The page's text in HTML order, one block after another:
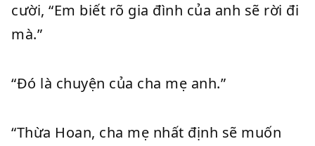
cười, “Em biết rõ gia đình của anh sẽ rời đi
mà.”
“Đó là chuyện của cha mẹ anh.”
“Thừa Hoan, cha mẹ nhất định sẽ muốn